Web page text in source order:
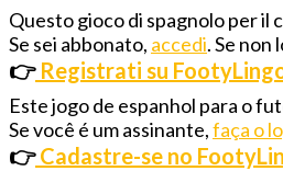
Questo gioco di spagnolo per il
Se sei abbonato, accedi. Se non
👉 Registrati su
Este jogo de espanhol para o
Se você é um assinante,faça o
👉 Cadastre-se no